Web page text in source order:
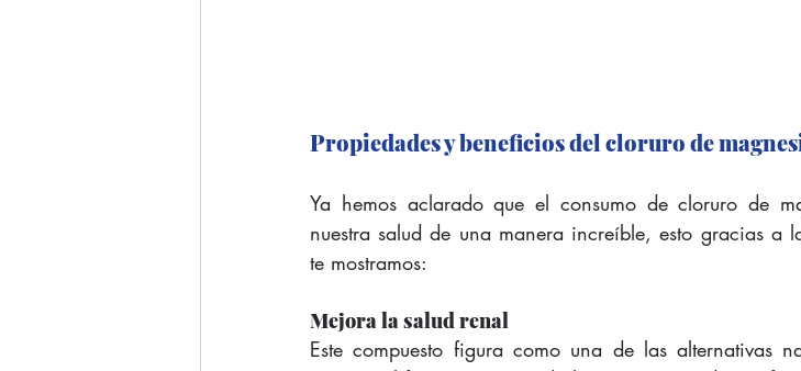
Propiedades y beneficios del cloruro de
Ya hemos aclarado que el consumo de cloruro de
nuestra salud de una manera increíble, esto gracias a
te mostramos:
Mejora la salud renal
Este compuesto figura como una de las alternativas